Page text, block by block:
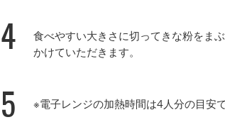
4
食べやすい大きさに切ってきな粉をま
かけていただきます。
5 ※電子レンジの加熱時間は4人分の目安で